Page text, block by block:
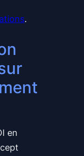
.
en